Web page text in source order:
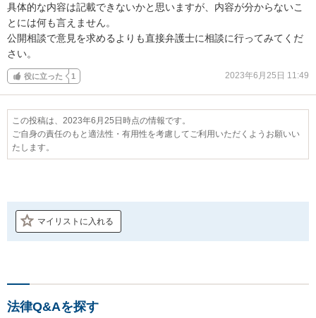
具体的な内容は記載できないかと思いますが、内容が分からないこ
とには何も言えません。
公開相談で意見を求めるよりも直接弁護士に相談に行ってみてくだ
さい。
役に立った 1 2023年6月25日 11:49
この投稿は、2023年6月25日時点の情報です。
ご自身の責任のもと適法性・有用性を考慮してご利用いただくようお願いい
たします。
マイリストに入れる
法律Q&Aを探す